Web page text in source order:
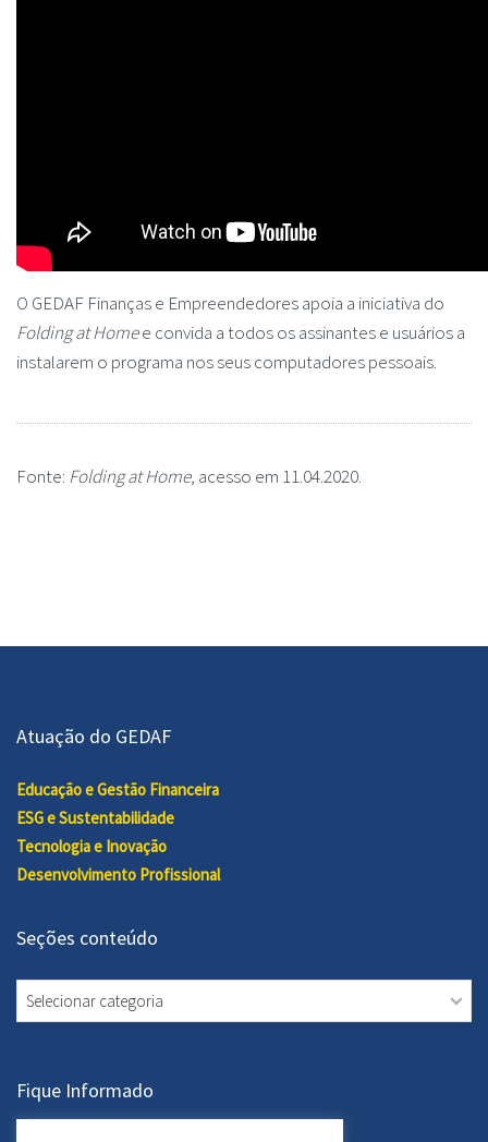
O GEDAF Finanças e Empreendedores apoia a iniciativa do
Folding at Homee convida a todos os assinantes e usuários a
instalarem o programa nos seus computadores pessoais.
Fonte: Folding at Home, acesso em 11.04.2020.
Atuação do GEDAF
Educação e Gestão Financeira
ESG e Sustentabilidade
Tecnologia e Inovação
Desenvolvimento Profissional
Seções conteúdo
Seções
conteúdo
Fique Informado